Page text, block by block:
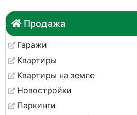
Продажа
Гаражи
Квартиры
Квартиры на земле
Новостройки
Паркинги